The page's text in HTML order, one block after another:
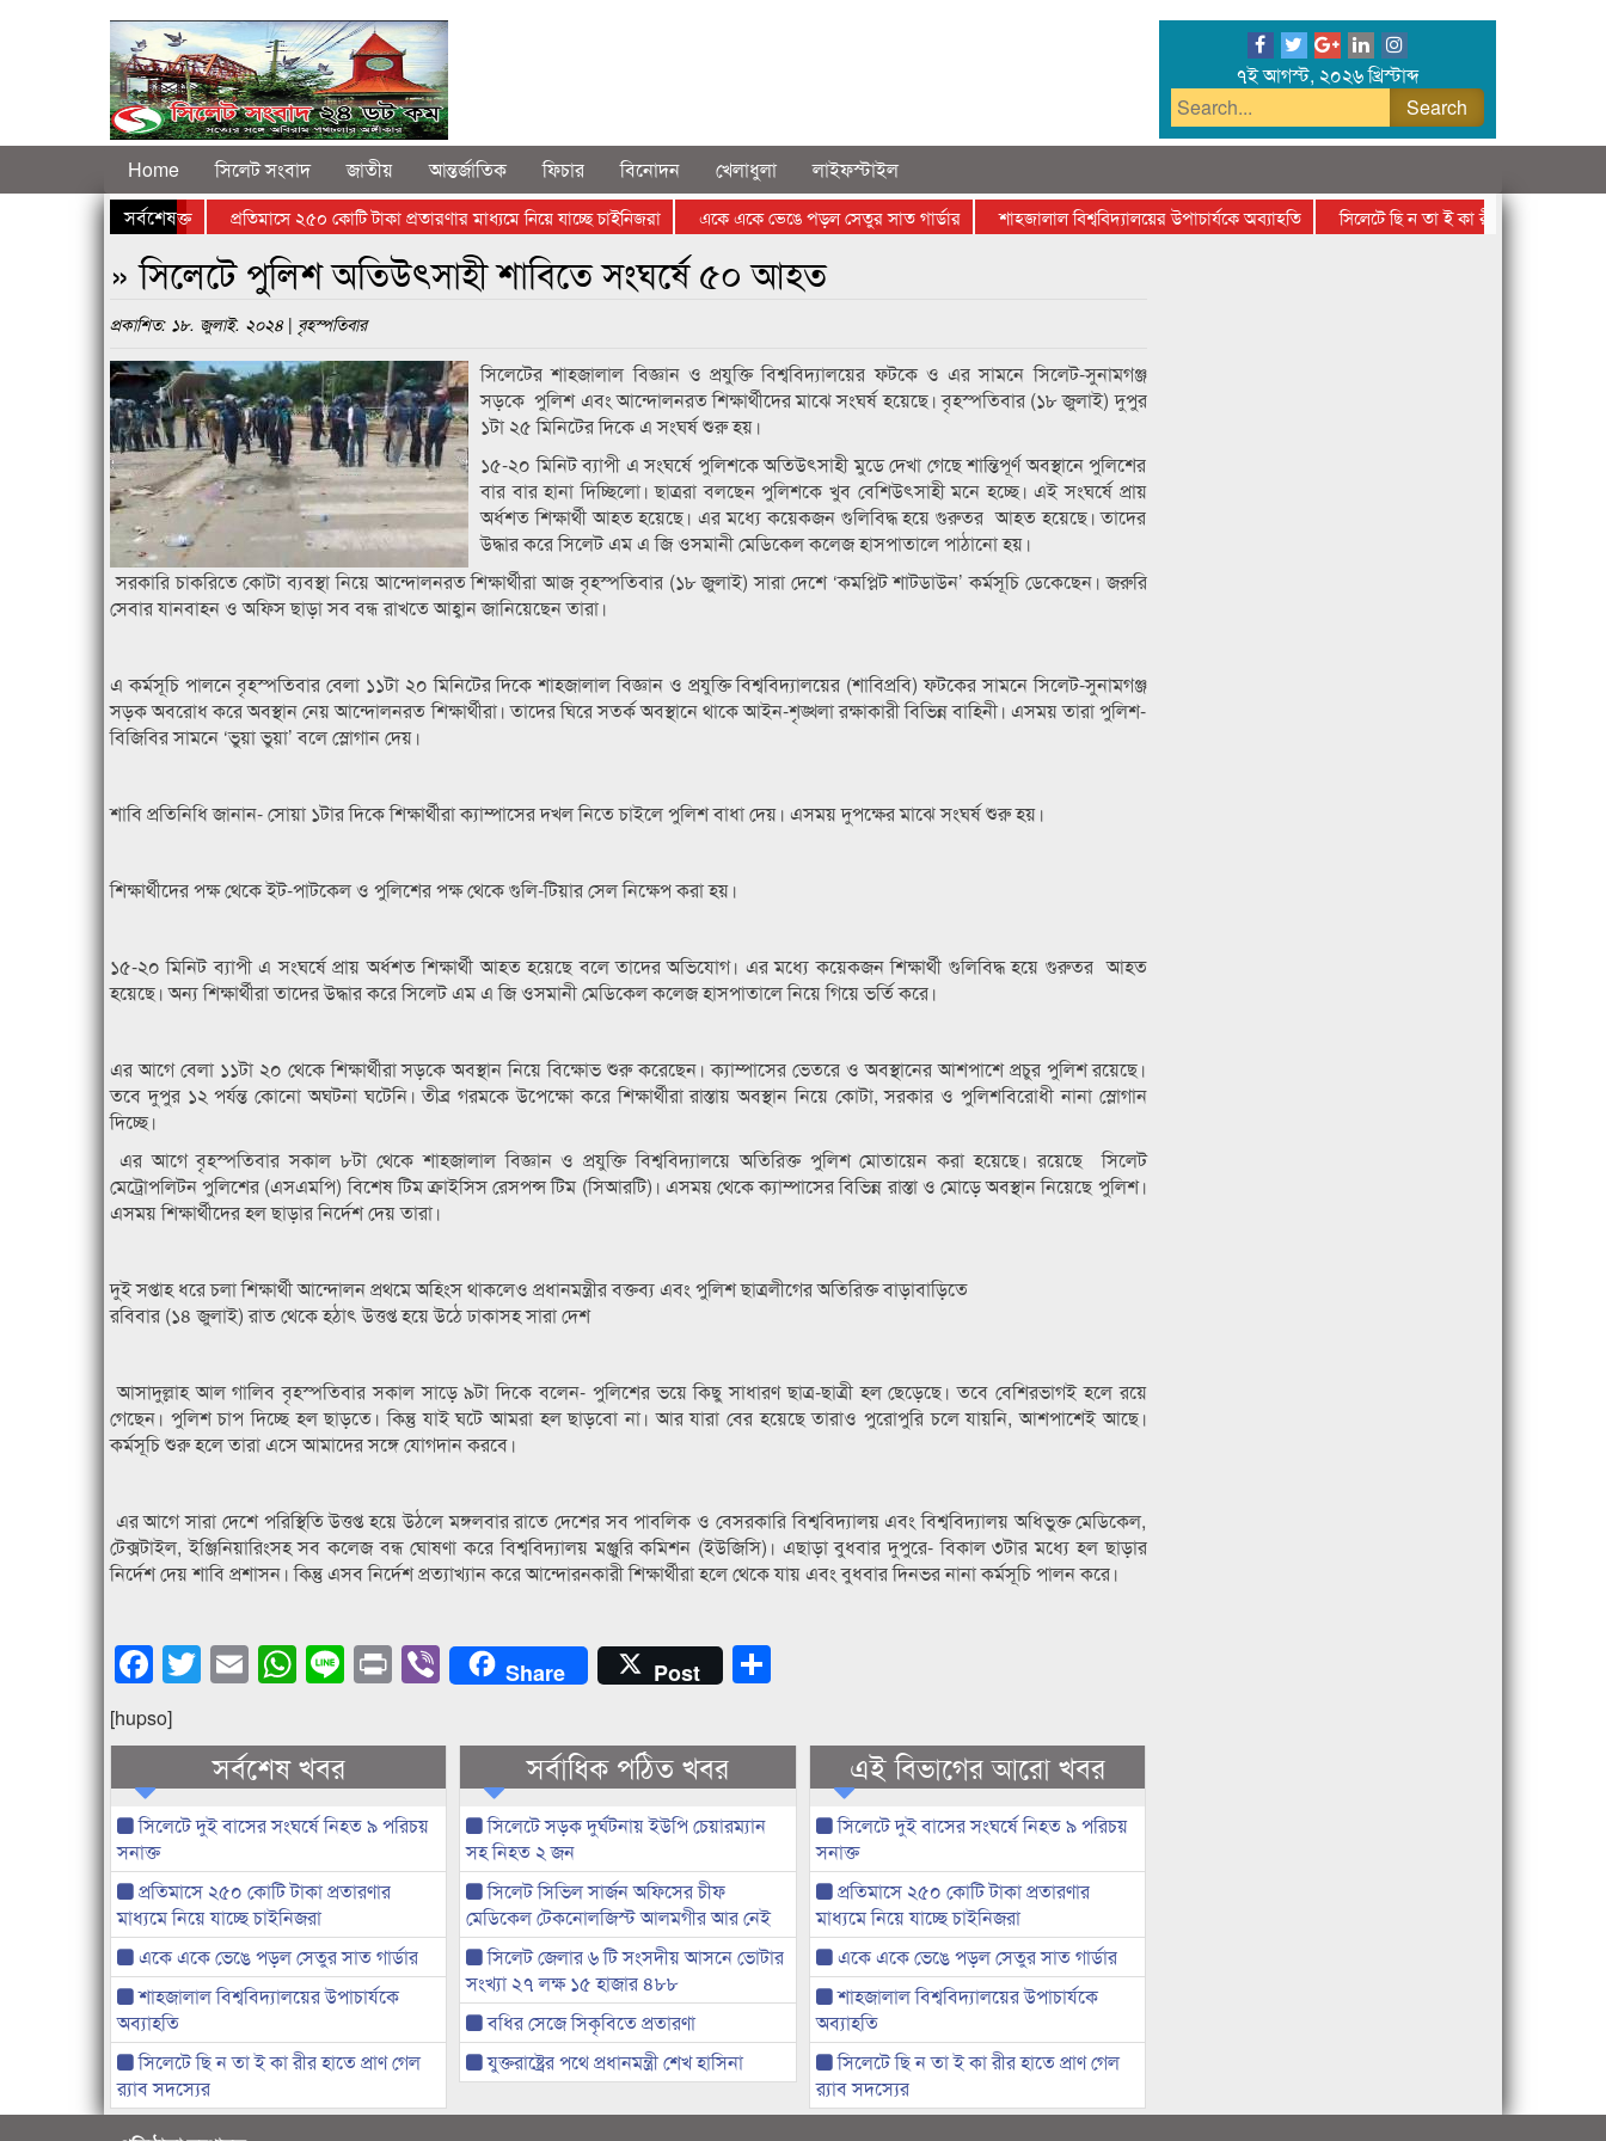
৭ই আগস্ট, ২০২৬ খ্রিস্টাব্দ
Home সিলেট সংবাদ জাতীয় আন্তর্জাতিক ফিচার বিনোদন খেলাধুলা
লাইফস্টাইল
সর্বশেষ
নিহত ৯ পরিচয় সনাক্ত প্রতিমাসে ২৫০ কোটি টাকা প্রতারণার মাধ্যমে নিয়ে যাচ্ছে চাইনিজরা একে একে ভেঙে পড়ল সেতুর সাত গার্ডার শাহজালাল বিশ্ববিদ্যালয়ের উপাচার্যকে অব্যাহতি
সিলেটে ছি ন তা ই কা রীর হাতে প্রাণ গেল
করাটা ইরানিদের জন্যে কঠিন
» সিলেটে পুলিশ অতিউৎসাহী শাবিতে সংঘর্ষে ৫০ আহত
প্রকাশিত: ১৮. জুলাই. ২০২৪ | বৃহস্পতিবার
সিলেটের শাহজালাল বিজ্ঞান ও প্রযুক্তি বিশ্ববিদ্যালয়ের ফটকে ও এর সামনে সিলেট-সুনামগঞ্জ
সড়কে পুলিশ এবং আন্দোলনরত শিক্ষার্থীদের মাঝে সংঘর্ষ হয়েছে। বৃহস্পতিবার (১৮ জুলাই) দুপুর
১টা ২৫ মিনিটের দিকে এ সংঘর্ষ শুরু হয়।
১৫-২০ মিনিট ব‍্যাপী এ সংঘর্ষে পুলিশকে অতিউৎসাহী মুডে দেখা গেছে শান্তিপূর্ণ অবস্থানে পুলিশের
বার বার হানা দিচ্ছিলো। ছাত্ররা বলছেন পুলিশকে খুব বেশিউৎসাহী মনে হচ্ছে। এই সংঘর্ষে প্রায়
অর্ধশত শিক্ষার্থী আহত হয়েছে। এর মধ্যে কয়েকজন গুলিবিদ্ধ হয়ে গুরুতর আহত হয়েছে। তাদের
উদ্ধার করে সিলেট এম এ জি ওসমানী মেডিকেল কলেজ হাসপাতালে পাঠানো হয়।
সরকারি চাকরিতে কোটা ব্যবস্থা নিয়ে আন্দোলনরত শিক্ষার্থীরা আজ বৃহস্পতিবার (১৮ জুলাই) সারা দেশে ‘কমপ্লিট শাটডাউন’ কর্মসূচি ডেকেছেন। জরুরি
সেবার যানবাহন ও অফিস ছাড়া সব বন্ধ রাখতে আহ্বান জানিয়েছেন তারা।
এ কর্মসূচি পালনে বৃহস্পতিবার বেলা ১১টা ২০ মিনিটের দিকে শাহজালাল বিজ্ঞান ও প্রযুক্তি বিশ্ববিদ্যালয়ের (শাবিপ্রবি) ফটকের সামনে সিলেট-সুনামগঞ্জ
সড়ক অবরোধ করে অবস্থান নেয় আন্দোলনরত শিক্ষার্থীরা। তাদের ঘিরে সতর্ক অবস্থানে থাকে আইন-শৃঙ্খলা রক্ষাকারী বিভিন্ন বাহিনী। এসময় তারা পুলিশ-
বিজিবির সামনে ‘ভুয়া ভুয়া’ বলে স্লোগান দেয়।
শাবি প্রতিনিধি জানান- সোয়া ১টার দিকে শিক্ষার্থীরা ক‍্যাম্পাসের দখল নিতে চাইলে পুলিশ বাধা দেয়। এসময় দুপক্ষের মাঝে সংঘর্ষ শুরু হয়।
শিক্ষার্থীদের পক্ষ থেকে ইট-পাটকেল ও পুলিশের পক্ষ থেকে গুলি-টিয়ার সেল নিক্ষেপ করা হয়।
১৫-২০ মিনিট ব‍্যাপী এ সংঘর্ষে প্রায় অর্ধশত শিক্ষার্থী আহত হয়েছে বলে তাদের অভিযোগ। এর মধ্যে কয়েকজন শিক্ষার্থী গুলিবিদ্ধ হয়ে গুরুতর আহত
হয়েছে। অন্য শিক্ষার্থীরা তাদের উদ্ধার করে সিলেট এম এ জি ওসমানী মেডিকেল কলেজ হাসপাতালে নিয়ে গিয়ে ভর্তি করে।
এর আগে বেলা ১১টা ২০ থেকে শিক্ষার্থীরা সড়কে অবস্থান নিয়ে বিক্ষোভ শুরু করেছেন। ক্যাম্পাসের ভেতরে ও অবস্থানের আশপাশে প্রচুর পুলিশ রয়েছে।
তবে দুপুর ১২ পর্যন্ত কোনো অঘটনা ঘটেনি। তীব্র গরমকে উপেক্ষো করে শিক্ষার্থীরা রাস্তায় অবস্থান নিয়ে কোটা, সরকার ও পুলিশবিরোধী নানা স্লোগান
দিচ্ছে।
এর আগে বৃহস্পতিবার সকাল ৮টা থেকে শাহজালাল বিজ্ঞান ও প্রযুক্তি বিশ্ববিদ্যালয়ে অতিরিক্ত পুলিশ মোতায়েন করা হয়েছে। রয়েছে সিলেট
মেট্রোপলিটন পুলিশের (এসএমপি) বিশেষ টিম ক্রাইসিস রেসপন্স টিম (সিআরটি)। এসময় থেকে ক্যাম্পাসের বিভিন্ন রাস্তা ও মোড়ে অবস্থান নিয়েছে পুলিশ।
এসময় শিক্ষার্থীদের হল ছাড়ার নির্দেশ দেয় তারা।
দুই সপ্তাহ ধরে চলা শিক্ষার্থী আন্দোলন প্রথমে অহিংস থাকলেও প্রধানমন্ত্রীর বক্তব্য এবং পুলিশ ছাত্রলীগের অতিরিক্ত বাড়াবাড়িতে
রবিবার (১৪ জুলাই) রাত থেকে হঠাৎ উত্তপ্ত হয়ে উঠে ঢাকাসহ সারা দেশ
আসাদুল্লাহ আল গালিব বৃহস্পতিবার সকাল সাড়ে ৯টা দিকে বলেন- পুলিশের ভয়ে কিছু সাধারণ ছাত্র-ছাত্রী হল ছেড়েছে। তবে বেশিরভাগই হলে রয়ে
গেছেন। পুলিশ চাপ দিচ্ছে হল ছাড়তে। কিন্তু যাই ঘটে আমরা হল ছাড়বো না। আর যারা বের হয়েছে তারাও পুরোপুরি চলে যায়নি, আশপাশেই আছে।
কর্মসূচি শুরু হলে তারা এসে আমাদের সঙ্গে যোগদান করবে।
এর আগে সারা দেশে পরিস্থিতি উত্তপ্ত হয়ে উঠলে মঙ্গলবার রাতে দেশের সব পাবলিক ও বেসরকারি বিশ্ববিদ্যালয় এবং বিশ্ববিদ্যালয় অধিভুক্ত মেডিকেল,
টেক্সটাইল, ইঞ্জিনিয়ারিংসহ সব কলেজ বন্ধ ঘোষণা করে বিশ্ববিদ্যালয় মঞ্জুরি কমিশন (ইউজিসি)। এছাড়া বুধবার দুপুরে- বিকাল ৩টার মধ্যে হল ছাড়ার
নির্দেশ দেয় শাবি প্রশাসন। কিন্তু এসব নির্দেশ প্রত্যাখ্যান করে আন্দোরনকারী শিক্ষার্থীরা হলে থেকে যায় এবং বুধবার দিনভর নানা কর্মসূচি পালন করে।
Facebook
Twitter
EmailWhatsApp
LinePrintViberShare Post
[hupso]
সর্বশেষ খবর
সিলেটে দুই বাসের সংঘর্ষে নিহত ৯ পরিচয়
সনাক্ত
প্রতিমাসে ২৫০ কোটি টাকা প্রতারণার
মাধ্যমে নিয়ে যাচ্ছে চাইনিজরা
একে একে ভেঙে পড়ল সেতুর সাত গার্ডার
শাহজালাল বিশ্ববিদ্যালয়ের উপাচার্যকে
অব্যাহতি
সিলেটে ছি ন তা ই কা রীর হাতে প্রাণ গেল
র‌্যাব সদস্যের
সর্বাধিক পঠিত খবর
সিলেটে সড়ক দুর্ঘটনায় ইউপি চেয়ারম্যান
সহ নিহত ২ জন
সিলেট সিভিল সার্জন অফিসের চীফ
মেডিকেল টেকনোলজিস্ট আলমগীর আর নেই
সিলেট জেলার ৬ টি সংসদীয় আসনে ভোটার
সংখ্যা ২৭ লক্ষ ১৫ হাজার ৪৮৮
বধির সেজে সিকৃবিতে প্রতারণা
যুক্তরাষ্ট্রের পথে প্রধানমন্ত্রী শেখ হাসিনা
এই বিভাগের আরো খবর
সিলেটে দুই বাসের সংঘর্ষে নিহত ৯ পরিচয়
সনাক্ত
প্রতিমাসে ২৫০ কোটি টাকা প্রতারণার
মাধ্যমে নিয়ে যাচ্ছে চাইনিজরা
একে একে ভেঙে পড়ল সেতুর সাত গার্ডার
শাহজালাল বিশ্ববিদ্যালয়ের উপাচার্যকে
অব্যাহতি
সিলেটে ছি ন তা ই কা রীর হাতে প্রাণ গেল
র‌্যাব সদস্যের